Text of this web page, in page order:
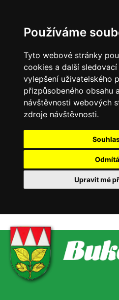
Používáme
Tyto webové stránky
cookies a další
vylepšení uživatelského
přizpůsobeného obsahu
návštěvnosti webových
zdroje návštěvnosti.
Upravit mé